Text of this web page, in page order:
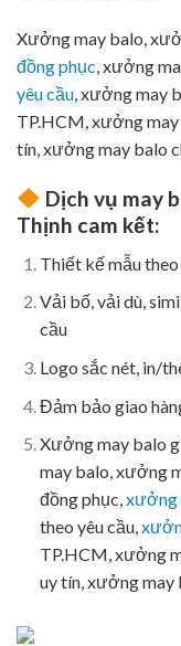
Xưởng may balo,
đồng phục, xưởng
yêu cầu, xưởng may
TP.HCM, xưởng
tín, xưởng may balo
Dịch vụ may
Thịnh cam kết:
Thiết kế mẫu
Vải bố, vải dù,
cầu
Logo sắc nét, in/
Đảm bảo giao
Xưởng may balo
may balo, xưởng
đồng phục,xưởng
theo yêu cầu,
TP.HCM, xưởng
uy tín, xưởng